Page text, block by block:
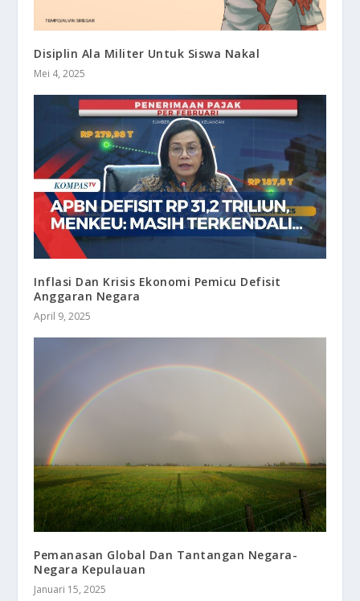
Disiplin Ala Militer Untuk Siswa Nakal
Mei 4, 2025
Inflasi Dan Krisis Ekonomi Pemicu Defisit
Anggaran Negara
April 9, 2025
Pemanasan Global Dan Tantangan Negara-
Negara Kepulauan
Januari 15, 2025